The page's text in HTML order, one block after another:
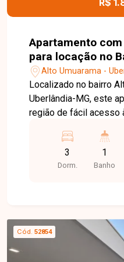
R$
Apartamento
para locação no
em Uberlândia-
Alto Umuarama -
Localizado no bairro
Uberlândia-MG, este
região de fácil acesso
escolas, farmácias,
serviços,
para o dia a dia. O imóvel conta com sala ampla
armários planejados,
despensa com
coberta. O
3
Dorm.
1
Banho
Cód. 52854